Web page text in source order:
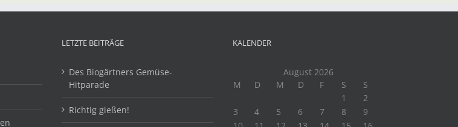
LETZTE BEITRÄGE
Des Biogärtners Gemüse-
Hitparade
Richtig gießen!
KALENDER
August 2026
M
D M D F S
S
1
2
3
4 5 6 7 8
9